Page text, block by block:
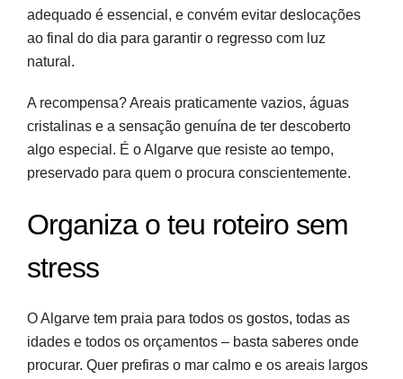
adequado é essencial, e convém evitar deslocações
ao final do dia para garantir o regresso com luz
natural.
A recompensa? Areais praticamente vazios, águas
cristalinas e a sensação genuína de ter descoberto
algo especial. É o Algarve que resiste ao tempo,
preservado para quem o procura conscientemente.
Organiza o teu roteiro sem
stress
O Algarve tem praia para todos os gostos, todas as
idades e todos os orçamentos – basta saberes onde
procurar. Quer prefiras o mar calmo e os areais largos